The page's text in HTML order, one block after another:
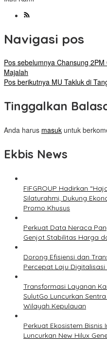
Navigasi pos
Pos sebelumnya Chansung 2PM
Majalah
Pos berikutnya MU Takluk di
Tinggalkan
Anda harus masuk untuk
Ekbis News
FIFGROUP Hadirkan
Silaturahmi, Dukung
Promo Khusus
Perkuat Data Neraca
Genjot Stabilitas Harga
Dorong Efisiensi dan
Percepat Laju
Transformasi Layanan
SulutGo Luncurkan
Wilayah Kepulauan
Perkuat Ekosistem
Luncurkan New Hilux